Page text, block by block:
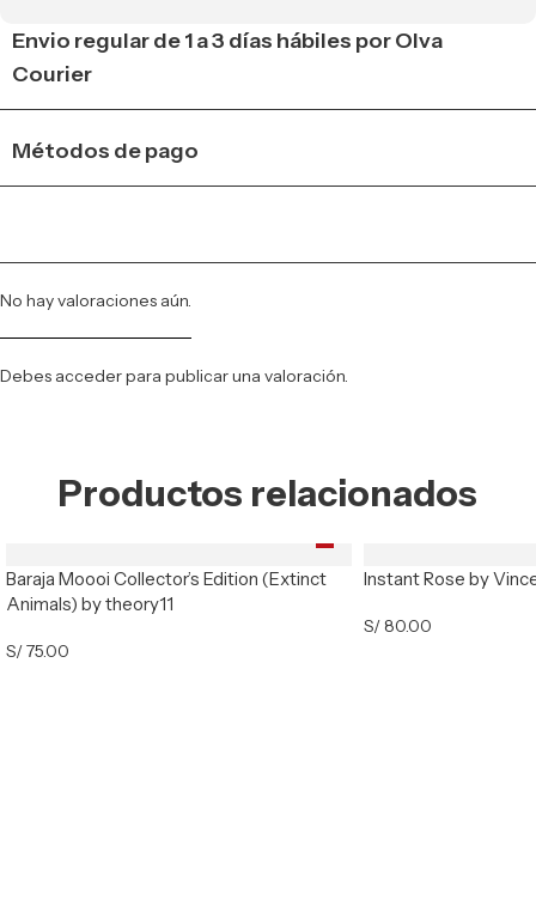
Envio regular de 1 a 3 días hábiles por Olva
Courier
Métodos de pago
No hay valoraciones aún.
Debes accederpara publicar una valoración.
Productos relacionados
Baraja Moooi Collector’s Edition (Extinct
Animals) by theory11
S/75.00
Instant Rose by
S/80.00